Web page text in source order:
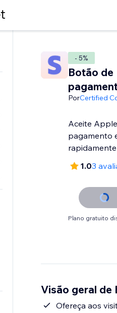
- 5%
Botão de
PorCertified
Aceite
pagamento
rapidamente
1.03
Plano gratuito
Visão geral de
Ofereça aos